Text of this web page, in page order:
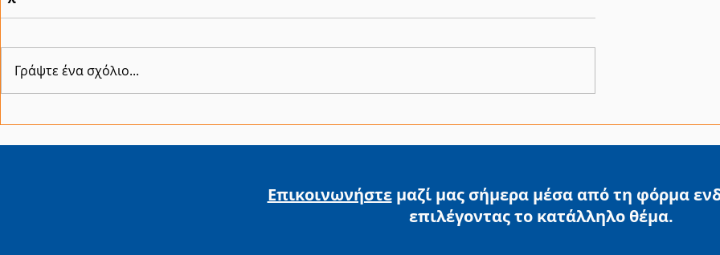
Ταμείο Εγγυοδοσίας ΤΕΠΙΧ
«Ξεκινώ Επιχειρηματικά»
Εκσυγχρονισμός Μικρής
Γράψτε ένα σχόλιο...
Επικοινωνήστεμαζί μας σήμερα μέσα από τη φόρμα
επιλέγονταςτο κατάλληλο θέμα.